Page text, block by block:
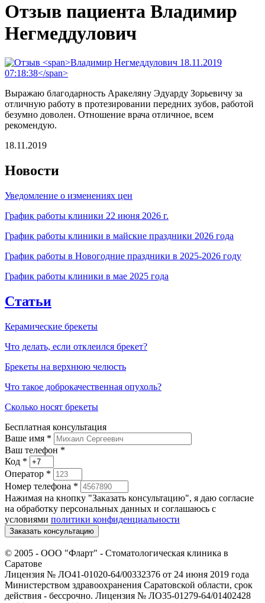
Отзыв пациента Владимир
Негмеддулович
Выражаю благодарность Аракеляну Эдуарду Зорьевичу за
отличную работу в протезировании передних зубов, работой
безумно доволен. Отношение врача отличное, всем
рекомендую.
18.11.2019
Новости
Уведомление о изменениях цен
График работы клиники 22 июня 2026 г.
График работы клиники в майские праздники 2026 года
График работы в Новогодние праздники в 2025-2026 году
График работы клиники в мае 2025 года
Статьи
Керамические брекеты
Что делать, если отклеился брекет?
Брекеты на верхнюю челюсть
Что такое доброкачественная опухоль?
Сколько носят брекеты
Бесплатная консультация
Ваше имя *
Ваш телефон *
Код *
Оператор *
Номер телефона *
Нажимая на кнопку "Заказать консультацию", я даю согласие
на обработку персональных данных и соглашаюсь c
условиями политики конфиденциальности
Заказать консультацию
© 2005 - ООО "Фларт" - Стоматологическая клиника в
Саратове
Лицензия № ЛО41-01020-64/00332376 от 24 июня 2019 года
Министерством здравоохранения Саратовской области, срок
действия - бессрочно. Лицензия № ЛО35-01279-64/01402428